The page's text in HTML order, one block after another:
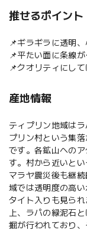
推せるポイント
📌ギラギラに透明
📌平たい面に条線が
📌クオリティにし
産地情報
ティプリン地域は
プリン村という集
です。各鉱山への
す。村から近いと
マラヤ震災後も継
域では透明度の高
タイト入りも見ら
上、ラパの緑泥石
掘が行われており